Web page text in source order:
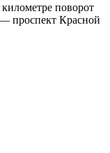
поворот
проспект Красной